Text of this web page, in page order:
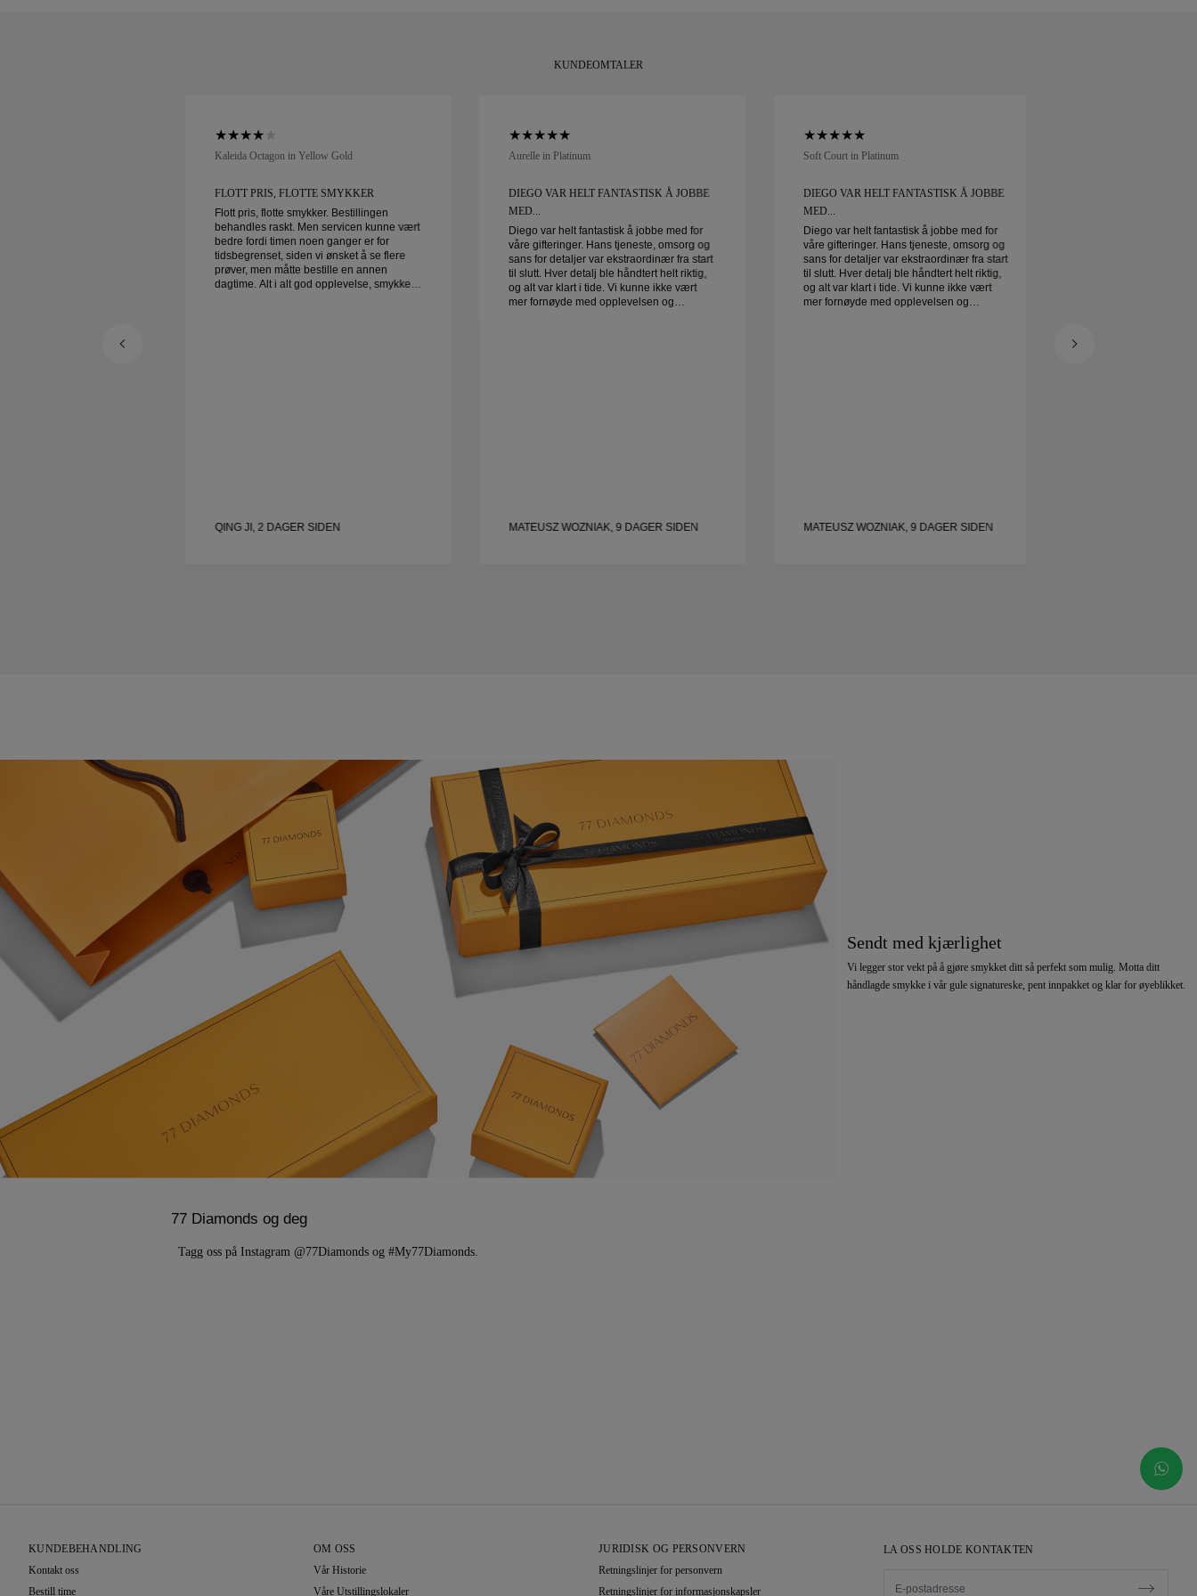
KUNDEOMTALER
Kaleida Octagon in Yellow Gold
FLOTT PRIS, FLOTTE SMYKKER
Flott pris, flotte smykker. Bestillingen
behandles raskt. Men servicen kunne vært
bedre fordi timen noen ganger er for
tidsbegrenset, siden vi ønsket å se flere
prøver, men måtte bestille en annen
dagtime. Alt i alt god opplevelse, smykker
QING JI, 2 DAGER SIDEN
Aurelle in Platinum
DIEGO VAR HELT FANTASTISK Å JOBBE
MED...
Diego var helt fantastisk å jobbe med for
våre gifteringer. Hans tjeneste, omsorg og
sans for detaljer var ekstraordinær fra start
til slutt. Hver detalj ble håndtert helt riktig,
og alt var klart i tide. Vi kunne ikke vært
mer fornøyde med opplevelsen og
MATEUSZ WOZNIAK, 9 DAGER SIDEN
Soft Court in Platinum
DIEGO VAR HELT FANTASTISK Å JOBBE
MED...
Diego var helt fantastisk å jobbe med for
våre gifteringer. Hans tjeneste, omsorg og
sans for detaljer var ekstraordinær fra start
til slutt. Hver detalj ble håndtert helt riktig,
og alt var klart i tide. Vi kunne ikke vært
mer fornøyde med opplevelsen og
MATEUSZ WOZNIAK, 9 DAGER SIDEN
Sendt med kjærlighet
Vi legger stor vekt på å gjøre smykket ditt så perfekt som mulig. Motta ditt
håndlagde smykke i vår gule signatureske, pent innpakket og klar for øyeblikket.
77 Diamonds og deg
Tagg oss på Instagram @77Diamonds og #My77Diamonds.
LA OSS HOLDE KONTAKTEN
KUNDEBEHANDLING
Kontakt oss
Bestill time
OM OSS
Vår Historie
Våre Utstillingslokaler
JURIDISK OG PERSONVERN
Retningslinjer for personvern
Retningslinjer for informasjonskapsler